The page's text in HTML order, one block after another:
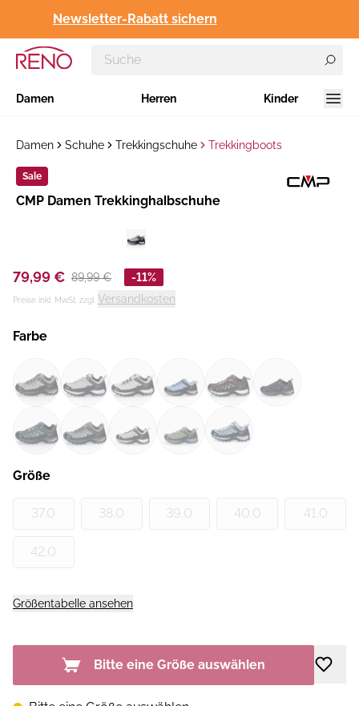
Newsletter-Rabatt sichern
Damen Herren Kinder
Damen Schuhe Trekkingschuhe Trekkingboots
Sale
Hersteller:
CMP Damen Trekkinghalbschuhe
79,99 € 89,99 € -11%
Preise inkl. MwSt. zzgl. Versandkosten
Farbe
Größe
37.0 38.0 39.0 40.0 41.0
42.0
Größentabelle ansehen
Bitte eine Größe auswählen